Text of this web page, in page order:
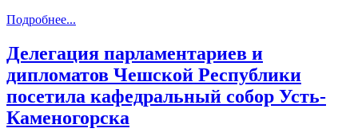
Подробнее...
Делегация парламентариев и
дипломатов Чешской Республики
посетила кафедральный собор Усть-
Каменогорска